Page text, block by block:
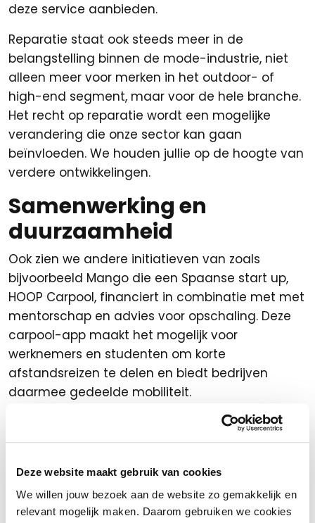
Deze website maakt gebruik van cookies
We willen jouw bezoek aan de website zo gemakkelijk en
relevant mogelijk maken. Daarom gebruiken we cookies
deze service aanbieden.
Reparatie staat ook steeds meer in de
belangstelling binnen de mode-industrie, niet
alleen meer voor merken in het outdoor- of
high-end segment, maar voor de hele branche.
Het recht op reparatie wordt een mogelijke
verandering die onze sector kan gaan
beïnvloeden. We houden jullie op de hoogte van
verdere ontwikkelingen.
Samenwerking en
duurzaamheid
Ook zien we andere initiatieven van zoals
bijvoorbeeld Mango die een Spaanse start up,
HOOP Carpool, financiert in combinatie met met
mentorschap en advies voor opschaling. Deze
carpool-app maakt het mogelijk voor
werknemers en studenten om korte
afstandsreizen te delen en biedt bedrijven
daarmee gedeelde mobiliteit.
Met deze ontwikkelingen in gedachten blijft het
een interessante tijd voor de mode- en
ontwikkelingen zijn waar je meer over wil weten
of als je advies nodig hebt, staan we natuurlijk
voor je klaar!